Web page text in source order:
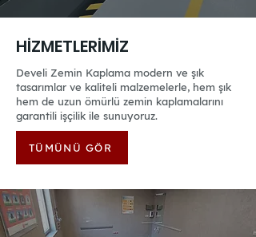
HİZMETLERİMİZ
Develi Zemin Kaplama modern ve şık
tasarımlar ve kaliteli malzemelerle, hem şık
hem de uzun ömürlü zemin kaplamalarını
garantili işçilik ile sunuyoruz.
TÜMÜNÜ GÖR